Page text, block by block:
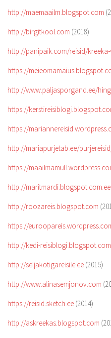
http://maemaailm.blogspot.com
http://birgitkool.com (2018)
http://panipaik.com/reisid/
https://
http://www.paljasporgand.ee/
https://
https://
http://mariapurjetab.ee/
https://
http://maritmardi.blogspot.com.ee
http://roozareis.blogspot.com
https://
http://kedi-
http://seljakotigareisile.ee (2015)
http://www.alinasemjonov.com
https://reisid.sketch.ee (2014)
http://askreekas.blogspot.com